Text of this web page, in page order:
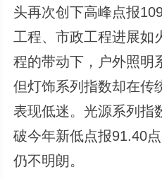
头再次创下高峰点报
工程、市政工程进展如
程的带动下，户外照明
但灯饰系列指数却在传
表现低迷。光源系列指
破今年新低点报91.40
仍不明朗。